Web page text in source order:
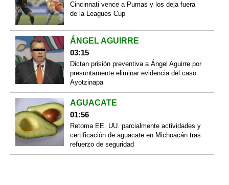
Cincinnati vence a Pumas y los deja fuera
de la Leagues Cup
ÁNGEL AGUIRRE
03:15
Dictan prisión preventiva a Ángel Aguirre por
presuntamente eliminar evidencia del caso
Ayotzinapa
AGUACATE
01:56
Retoma EE. UU. parcialmente actividades y
certificación de aguacate en Michoacán tras
refuerzo de seguridad